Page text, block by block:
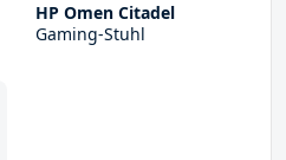
HP Omen Citadel
Gaming-Stuhl